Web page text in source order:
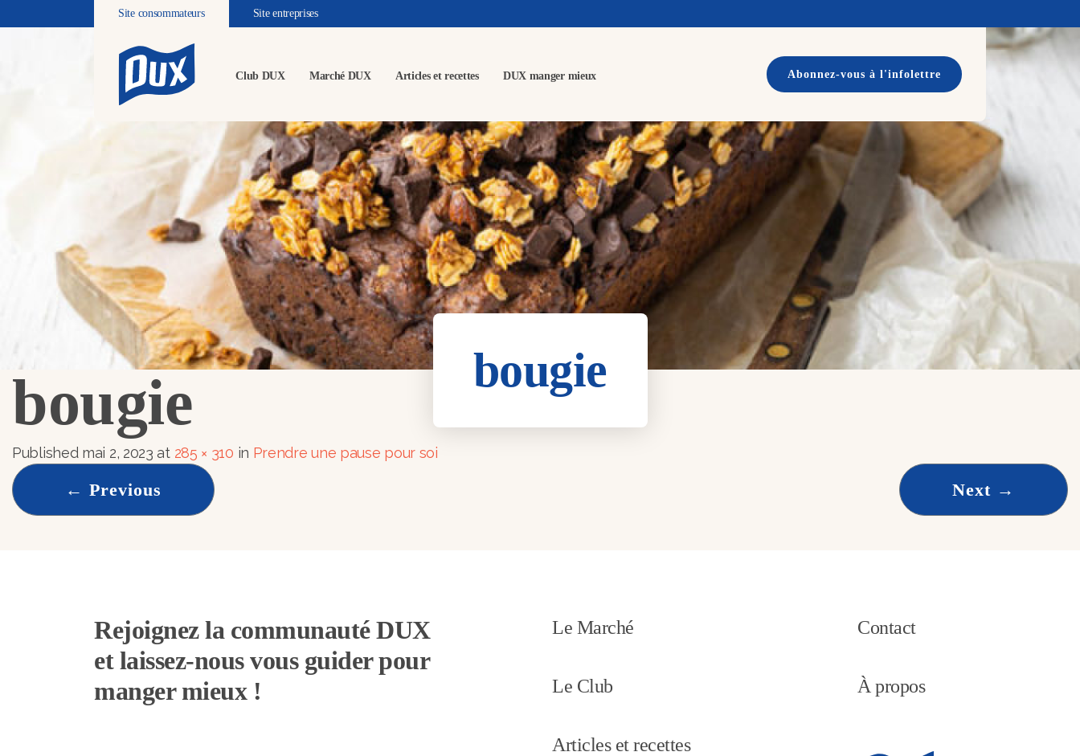
Site consommateurs Site entreprises
Club DUX Marché DUX Articles et recettes DUX manger mieux Abonnez-vous à l'infolettre
bougie
bougie
Published mai 2, 2023 at 285 × 310 in Prendre une pause pour soi
← Previous Next →
Rejoignez la communauté DUX
et laissez-nous vous guider pour
manger mieux !
Le Marché
Le Club
Articles et recettes
Contact
À propos